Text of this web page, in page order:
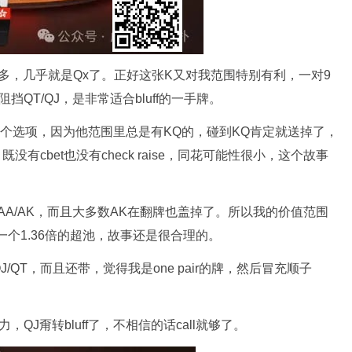
，几乎就是Qx了。正好这张K又对我范围特别有利，一对9
QT/QJ，是非常适合bluff的一手牌。
选项，因为他范围里总是有KQ的，碰到KQ肯定就送掉了，
没有cbet也没有check raise，同花可能性很小，这个故事
AK，而且大多数AK在翻牌也盖掉了。所以我的价值范围
1.36倍的超池，故事还是很合理的。
QT，而且还带，觉得我是one pair的牌，然后冒充顺子
，QJ甭转bluff了，不相信的话call就够了。